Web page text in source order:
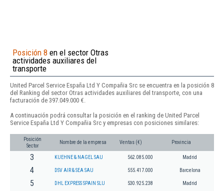
Posición 8 en el sector Otras
actividades auxiliares del
transporte
United Parcel Service España Ltd Y Compañia Src se encuentra en la posición 8
del Ranking del sector Otras actividades auxiliares del transporte, con una
facturación de 397.049.000 €.
A continuación podrá consultar la posición en el ranking de United Parcel
Service España Ltd Y Compañia Src y empresas con posiciones similares:
Posición
Sector
Nombre de la empresa Ventas (€) Provincia
3 KUEHNE & NAGEL SAU 562.085.000 Madrid
4 DSV AIR & SEA SAU 555.417.000 Barcelona
5 DHL EXPRESS SPAIN SLU 530.925.238 Madrid